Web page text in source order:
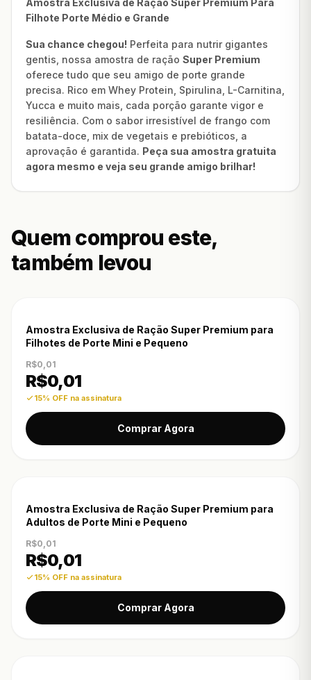
Amostra Exclusiva de Ração Super Premium Para
Filhote Porte Médio e Grande
Sua chance chegou! Perfeita para nutrir gigantes
gentis, nossa amostra de ração Super Premium
oferece tudo que seu amigo de porte grande
precisa. Rico em Whey Protein, Spirulina, L-Carnitina,
Yucca e muito mais, cada porção garante vigor e
resiliência. Com o sabor irresistível de frango com
batata-doce, mix de vegetais e prebióticos, a
aprovação é garantida. Peça sua amostra gratuita
agora mesmo e veja seu grande amigo brilhar!
Quem comprou este,
também levou
-15% OFF
Amostra Exclusiva de Ração Super Premium para
Filhotes de Porte Mini e Pequeno
R$0,01
R$0,01
15% OFF na assinatura
Comprar Agora
-15% OFF
Amostra Exclusiva de Ração Super Premium para
Adultos de Porte Mini e Pequeno
R$0,01
R$0,01
15% OFF na assinatura
Comprar Agora